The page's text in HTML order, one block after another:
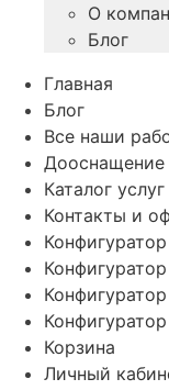
О
Блог
Главная
Блог
Все наши
Дооснащение
Каталог
Контакты и
Корзина
Личный